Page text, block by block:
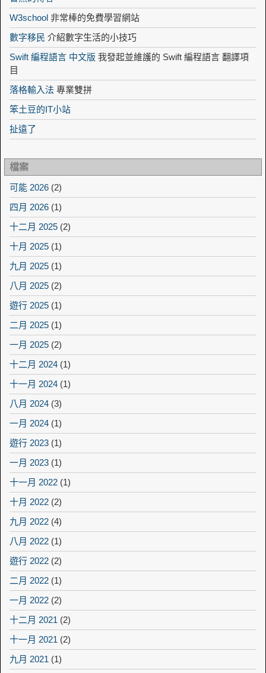
W3school 非常棒的免費學習網站
數字移民 介紹數字生活的小技巧
Swift 編程語言 中文版 我發起並維護的 Swift 編程語言 翻譯項
目
落格輸入法 專業雙拼
笨土豆的IT小站
扯遠了
檔案
可能 2026 (2)
四月 2026 (1)
十二月 2025 (2)
十月 2025 (1)
九月 2025 (1)
八月 2025 (2)
遊行 2025 (1)
二月 2025 (1)
一月 2025 (2)
十二月 2024 (1)
十一月 2024 (1)
八月 2024 (3)
一月 2024 (1)
遊行 2023 (1)
一月 2023 (1)
十一月 2022 (1)
十月 2022 (2)
九月 2022 (4)
八月 2022 (1)
遊行 2022 (2)
二月 2022 (1)
一月 2022 (2)
十二月 2021 (2)
十一月 2021 (2)
九月 2021 (1)